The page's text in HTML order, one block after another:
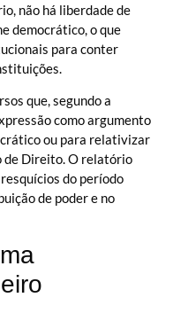
não há liberdade de
democrático, o que
para conter
que, segundo a
como argumento
ou para relativizar
de Direito. O relatório
do período
de poder e no